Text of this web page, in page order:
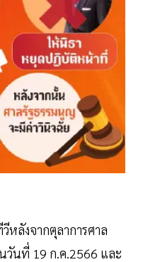
ลังจากตุลาการศาล
วันที่ 19 ก.ค.2566 และ